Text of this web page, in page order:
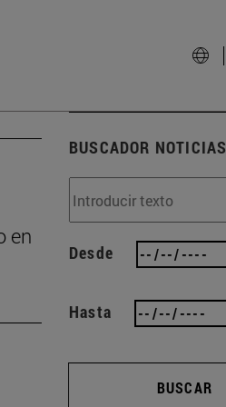
en
BUSCADOR NOTICIAS
Desde
Hasta
BUSCAR